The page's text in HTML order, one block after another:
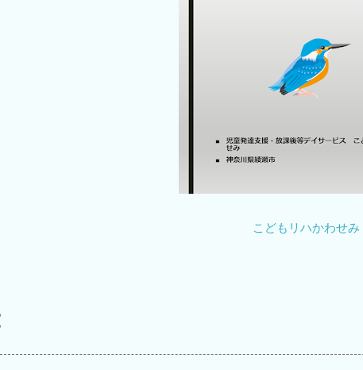
こどもリハかわせみ